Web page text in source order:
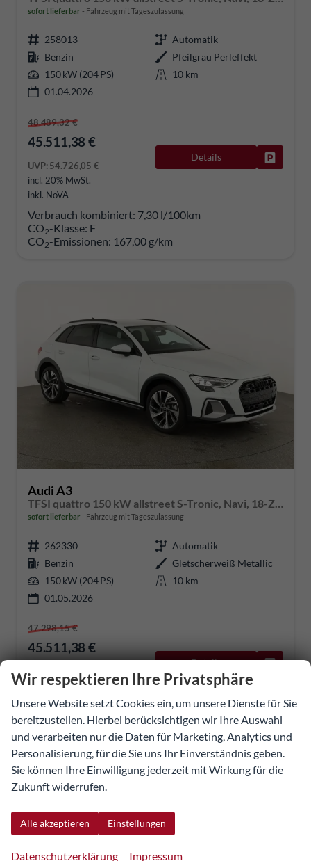
sofort lieferbar Fahrzeug mit Tageszulassung
258013
Automatik
Benzin
Pfeilgrau Perleffekt
150 kW (204 PS)
10 km
01.04.2026
48.489,32 €
45.511,38 €
UVP:54.726,05 €
incl. 20% MwSt.
inkl. NoVA
Details
Verbrauch kombiniert: 7,30 l/100km
CO2-Klasse: F
CO2-Emissionen: 167,00 g/km
Audi A3
TFSI quattro 150 kW allstreet S-Tronic, Navi, 18-Zoll, 5-J. Garantie
sofort lieferbar Fahrzeug mit Tageszulassung
262330
Automatik
Benzin
Gletscherweiß Metallic
150 kW (204 PS)
10 km
01.05.2026
47.298,15 €
45.511,38 €
UVP:
54.726,05 €
incl. 20% MwSt.
inkl. NoVA
Details
Verbrauch kombiniert:7,30 l/100km
CO2-Klasse: F
2 -Emissionen: 167,00 g/km
Wir respektieren Ihre Privatsphäre
Unsere Website setzt Cookies ein, um unsere Dienste für Sie
bereitzustellen. Hierbei berücksichtigen wir Ihre Auswahl
und verarbeiten nur die Daten für Marketing, Analytics und
Personalisierung, für die Sie uns Ihr Einverständnis geben.
Sie können Ihre Einwilligung jederzeit mit Wirkung für die
Zukunft widerrufen.
Alle akzeptieren Einstellungen
Datenschutzerklärung Impressum